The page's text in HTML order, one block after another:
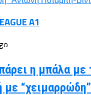
A1
η μπάλα με
με